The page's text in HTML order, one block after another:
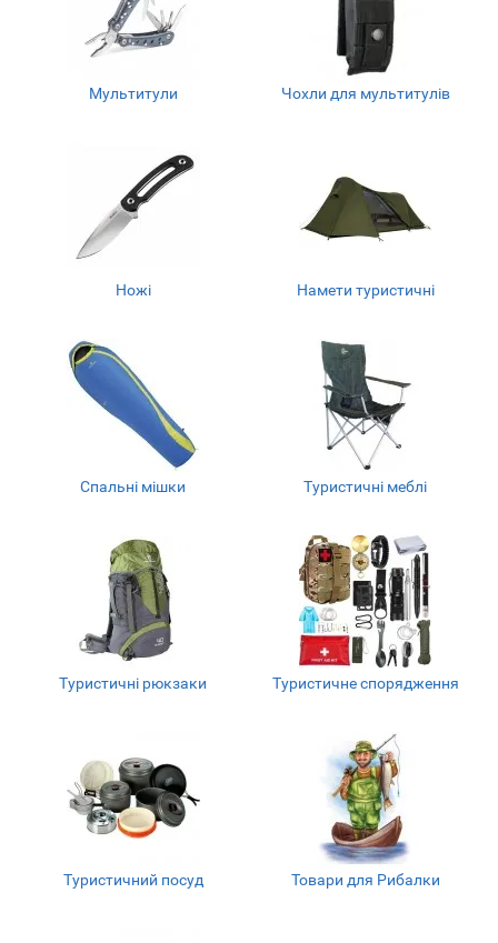
Мультитули Чохли для мультитулів
Ножі Намети туристичні
Спальні мішки Туристичні меблі
Туристичні рюкзаки Туристичне спорядження
Туристичний посуд Товари для Рибалки